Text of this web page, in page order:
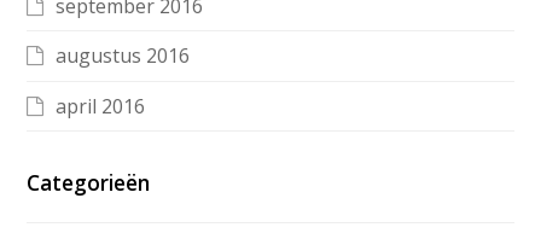
september 2016
augustus 2016
april 2016
Categorieën